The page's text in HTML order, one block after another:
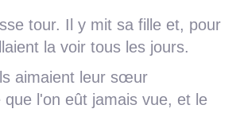
tour. Il y mit sa fille et, pour
la voir tous les jours.
aimaient leur sœur
l'on eût jamais vue, et le